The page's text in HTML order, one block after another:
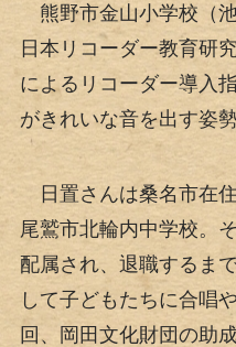
熊野市金山小学校（
日本リコーダー教育研
によるリコーダー導入
がきれいな音を出す姿
日置さんは桑名市在
尾鷲市北輪内中学校。
配属され、退職するま
して子どもたちに合唱
回、岡田文化財団の助